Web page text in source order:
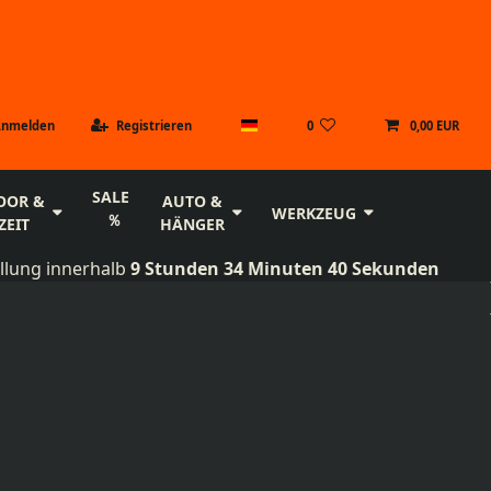
Registrieren 0 0,00 EUR
&
SALE
AUTO &
HÄNGER
WERKZEUG
innerhalb 9 Stunden 34 Minuten 39 Sekunden